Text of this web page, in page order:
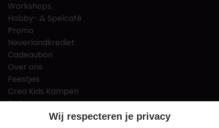
Workshops
Hobby- & Spelcafé
Promo
Neverlandkrediet
Cadeaubon
Over ons
Feestjes
Crea Kids Kampen
FAQ
Tips & tricksWij respecteren je privacy